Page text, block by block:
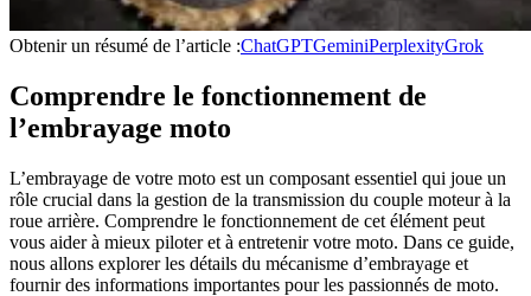
Obtenir un résumé de l’article :ChatGPTGeminiPerplexityGrok
Comprendre le fonctionnement de
l’embrayage moto
L’embrayage de votre moto est un composant essentiel qui joue un
rôle crucial dans la gestion de la transmission du couple moteur à la
roue arrière. Comprendre le fonctionnement de cet élément peut
vous aider à mieux piloter et à entretenir votre moto. Dans ce guide,
nous allons explorer les détails du mécanisme d’embrayage et
fournir des informations importantes pour les passionnés de moto.